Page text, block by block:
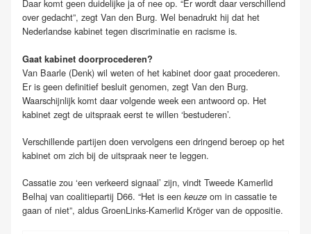
Daar komt geen duidelijke ja of nee op. “Er wordt daar verschillend
over gedacht”, zegt Van den Burg. Wel benadrukt hij dat het
Nederlandse kabinet tegen discriminatie en racisme is.
Gaat kabinet doorprocederen?
Van Baarle (Denk) wil weten of het kabinet door gaat procederen.
Er is geen definitief besluit genomen, zegt Van den Burg.
Waarschijnlijk komt daar volgende week een antwoord op. Het
kabinet zegt de uitspraak eerst te willen ‘bestuderen’.
Verschillende partijen doen vervolgens een dringend beroep op het
kabinet om zich bij de uitspraak neer te leggen.
Cassatie zou ‘een verkeerd signaal’ zijn, vindt Tweede Kamerlid
Belhaj van coalitiepartij D66. “Het is een keuze om in cassatie te
gaan of niet”, aldus GroenLinks-Kamerlid Kröger van de oppositie.